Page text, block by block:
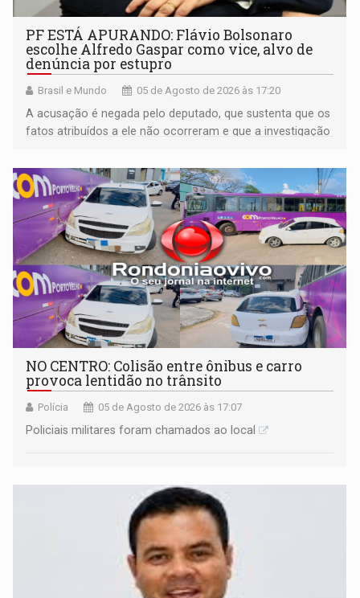
PF ESTÁ APURANDO: Flávio Bolsonaro
escolhe Alfredo Gaspar como vice, alvo de
denúncia por estupro
Brasil e Mundo 05 de Agosto de 2026 às 17:20
A acusação é negada pelo deputado, que sustenta que os
fatos atribuídos a ele não ocorreram e que a investigação
NO CENTRO: Colisão entre ônibus e carro
provoca lentidão no trânsito
Polícia 05 de Agosto de 2026 às 17:07
Policiais militares foram chamados ao local